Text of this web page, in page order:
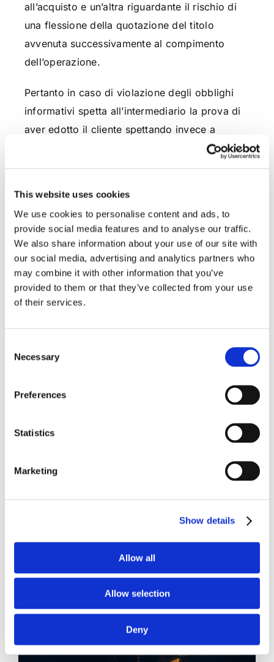
This website uses cookies
We use cookies to personalise content and ads, to
provide social media features and to analyse our traffic.
We also share information about your use of our site with
our social media, advertising and analytics partners who
may combine it with other information that you’ve
provided to them or that they’ve collected from your use
of their services.
Selection
Necessary
Preferences
Statistics
Marketing
Show details
Allow all
Allow selection
Deny
all’acquisto e un’altra riguardante il rischio di
una flessione della quotazione del titolo
avvenuta successivamente al compimento
dell’operazione.
Pertanto in caso di violazione degli obblighi
informativi spetta all’intermediario la prova di
aver edotto il cliente spettando invece a
CONDIVIDI SUI SOCIAL